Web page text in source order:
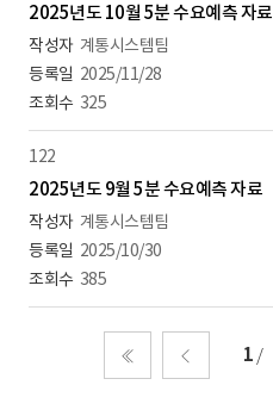
2025년도 10월 5분 수요예측 자료
계통시스템팀
2025/11/28
325
122
2025년도 9월 5분 수요예측 자료
계통시스템팀
2025/10/30
385
1